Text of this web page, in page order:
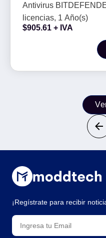
Antivirus
licencias, 1 Año(s)
$905.61 + IVA
¡Regístrate para recibir